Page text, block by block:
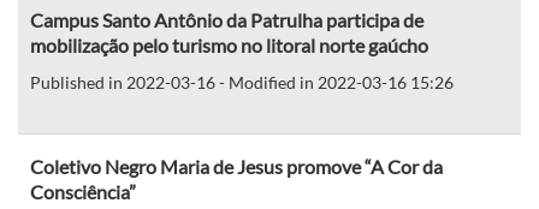
Campus Santo Antônio da Patrulha participa de
mobilização pelo turismo no litoral norte gaúcho
Published in 2022-03-16 - Modified in 2022-03-16 15:26
Coletivo Negro Maria de Jesus promove “A Cor da
Consciência”